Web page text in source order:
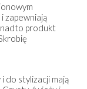
zapewniają
produkt
do stylizacji mają